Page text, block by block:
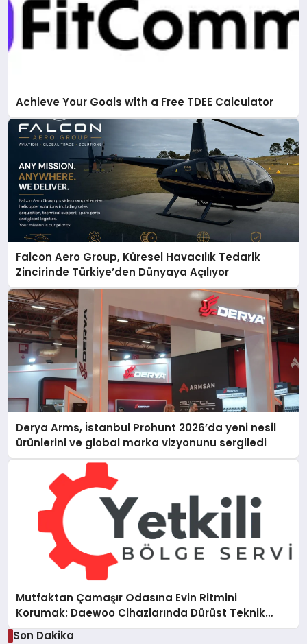
Achieve Your Goals with a Free TDEE Calculator
Falcon Aero Group, Küresel Havacılık Tedarik
Zincirinde Türkiye’den Dünyaya Açılıyor
Derya Arms, İstanbul Prohunt 2026’da yeni nesil
ürünlerini ve global marka vizyonunu sergiledi
Mutfaktan Çamaşır Odasına Evin Ritmini
Korumak: Daewoo Cihazlarında Dürüst Teknik
Destek Deneyimi
Son Dakika